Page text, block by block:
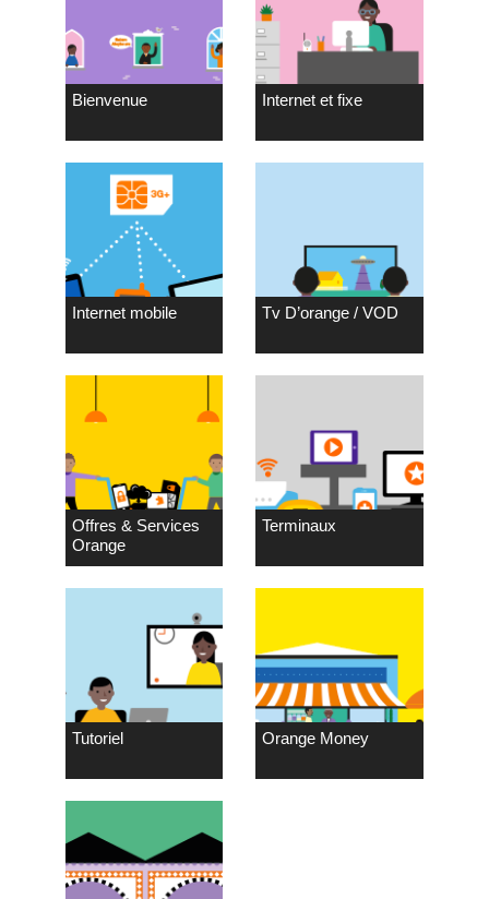
Bienvenue Internet et fixe
Internet mobile Tv D’orange / VOD
Offres & Services
Orange
Terminaux
Tutoriel Orange Money